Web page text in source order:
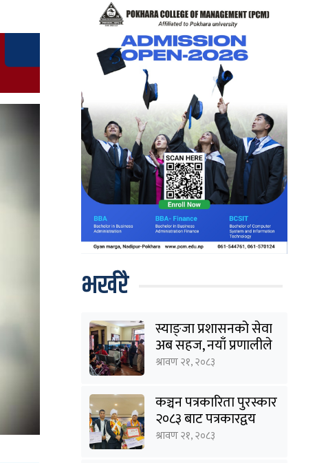
भर्खरै
स्याङ्जा प्रशासनको सेवा
अब सहज, नयाँ प्रणालीले
घटायो लाइन र झन्झट
श्रावण २१, २०८३
कञ्चन पत्रकारिता पुरस्कार
२०८३ बाट पत्रकारद्वय
सारु र जिटी सम्मानित
श्रावण २१, २०८३